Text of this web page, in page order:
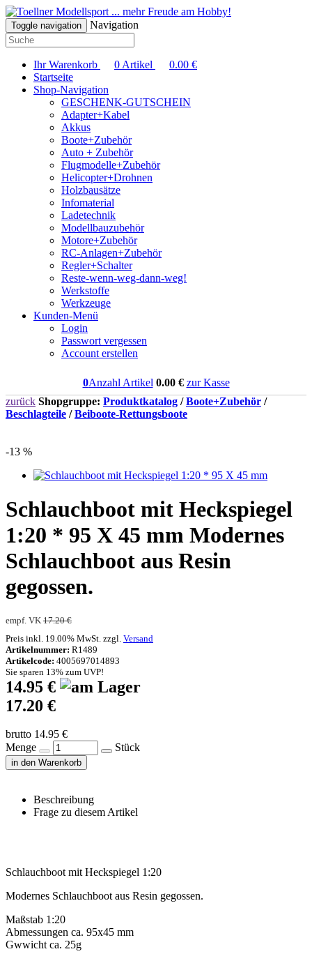
... mehr Freude am Hobby!
Toggle navigation Navigation
Ihr Warenkorb 0 Artikel 0.00 €
Startseite
Shop-Navigation
GESCHENK-GUTSCHEIN
Adapter+Kabel
Akkus
Boote+Zubehör
Auto + Zubehör
Flugmodelle+Zubehör
Helicopter+Drohnen
Holzbausätze
Infomaterial
Ladetechnik
Modellbauzubehör
Motore+Zubehör
RC-Anlagen+Zubehör
Regler+Schalter
Reste-wenn-weg-dann-weg!
Werkstoffe
Werkzeuge
Kunden-Menü
Login
Passwort vergessen
Account erstellen
0Anzahl Artikel 0.00€ zur Kasse
zurück Shopgruppe: Produktkatalog /Boote+Zubehör /
Beschlagteile /Beiboote-Rettungsboote
-13 %
Schlauchboot mit Heckspiegel
1:20 * 95 X 45 mm Modernes
Schlauchboot aus Resin
gegossen.
empf. VK 17.20 €
Preis inkl. 19.00% MwSt. zzgl. Versand
Artikelnummer: R1489
Artikelcode: 4005697014893
Sie sparen 13% zum UVP!
14.95 €
17.20 €
brutto 14.95 €
Menge
Stück
in den Warenkorb
Beschreibung
Frage zu diesem Artikel
Schlauchboot mit Heckspiegel 1:20
Modernes Schlauchboot aus Resin gegossen.
Maßstab 1:20
Abmessungen ca. 95x45 mm
Gwwicht ca. 25g